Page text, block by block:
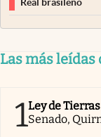
Las más
1Ley de Tierras
Senado,